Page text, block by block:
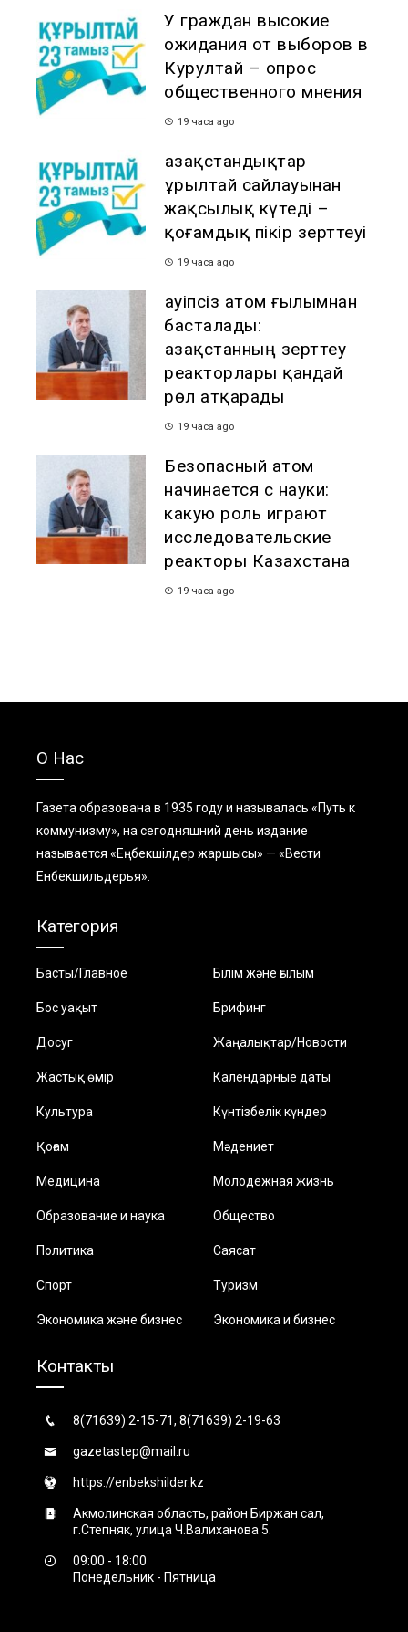
У граждан высокие
ожидания от выборов в
Курултай – опрос
общественного мнения
19 часа ago
Қазақстандықтар
Құрылтай сайлауынан
жақсылық күтеді –
қоғамдық пікір зерттеуі
19 часа ago
Қауіпсіз атом ғылымнан
басталады:
Қазақстанның зерттеу
реакторлары қандай
рөл атқарады
19 часа ago
Безопасный атом
начинается с науки:
какую роль играют
исследовательские
реакторы Казахстана
19 часа ago
О Нас
Газета образована в 1935 году и называлась «Путь к
коммунизму», на сегодняшний день издание
называется «Еңбекшiлдер жаршысы» — «Вести
Енбекшильдерья».
Категория
Басты/Главное Білім және ғылым
Бос уақыт Брифинг
Досуг Жаңалықтар/Новости
Жастық өмір Календарные даты
Культура Күнтізбелік күндер
Қоғам Мәдениет
Медицина Молодежная жизнь
Образование и наука Общество
Политика Саясат
Спорт Туризм
Экономика және бизнес Экономика и бизнес
Контакты
8(71639) 2-15-71, 8(71639) 2-19-63
gazetastep@mail.ru
https://enbekshilder.kz
Акмолинская область, район Биржан сал,
г.Степняк, улица Ч.Валиханова 5.
09:00 - 18:00
Понедельник - Пятница